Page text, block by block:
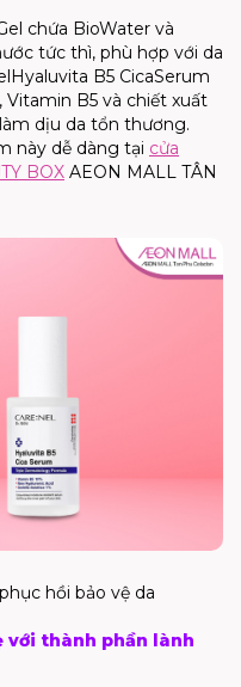
chứa BioWater và
tức thì, phù hợp với da
Hyaluvita B5 CicaSerum
, Vitamin B5 và chiết xuất
dịu da tổn thương.
này dễ dàng tại cửa
BOX AEON MALL TÂN
hồi bảo vệ da
với thành phần lành